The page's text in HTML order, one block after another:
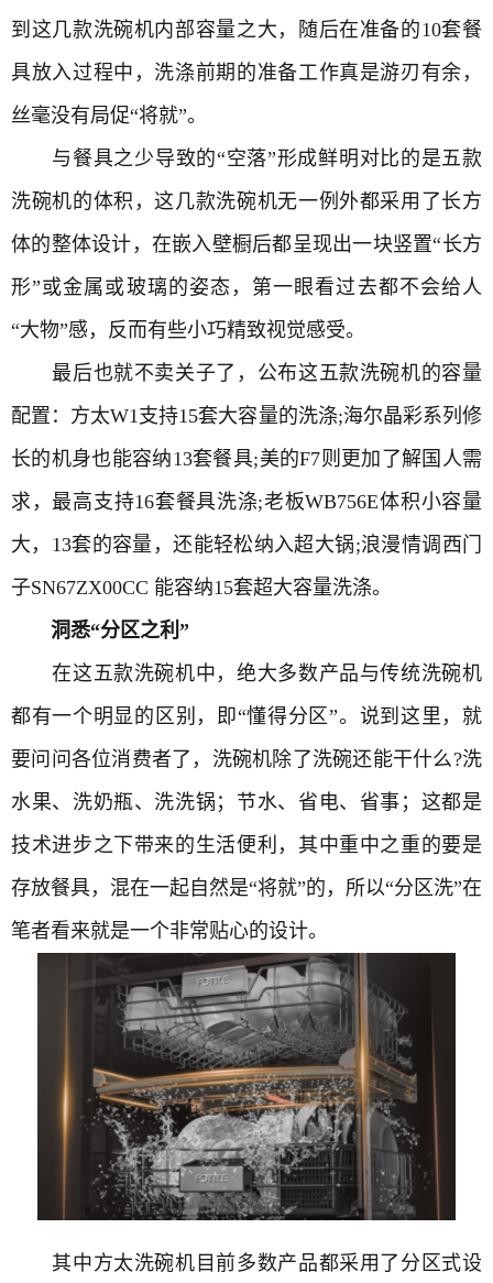
到这几款洗碗机内部容量之大，随后在准备的10套餐
具放入过程中，洗涤前期的准备工作真是游刃有余，
丝毫没有局促“将就”。
与餐具之少导致的“空落”形成鲜明对比的是五款
洗碗机的体积，这几款洗碗机无一例外都采用了长方
体的整体设计，在嵌入壁橱后都呈现出一块竖置“长方
形”或金属或玻璃的姿态，第一眼看过去都不会给人
“大物”感，反而有些小巧精致视觉感受。
最后也就不卖关子了，公布这五款洗碗机的容量
配置：方太W1支持15套大容量的洗涤;海尔晶彩系列修
长的机身也能容纳13套餐具;美的F7则更加了解国人需
求，最高支持16套餐具洗涤;老板WB756E体积小容量
大，13套的容量，还能轻松纳入超大锅;浪漫情调西门
子SN67ZX00CC 能容纳15套超大容量洗涤。
洞悉“分区之利”
在这五款洗碗机中，绝大多数产品与传统洗碗机
都有一个明显的区别，即“懂得分区”。说到这里，就
要问问各位消费者了，洗碗机除了洗碗还能干什么?洗
水果、洗奶瓶、洗洗锅；节水、省电、省事；这都是
技术进步之下带来的生活便利，其中重中之重的要是
存放餐具，混在一起自然是“将就”的，所以“分区洗”在
笔者看来就是一个非常贴心的设计。
其中方太洗碗机目前多数产品都采用了分区式设